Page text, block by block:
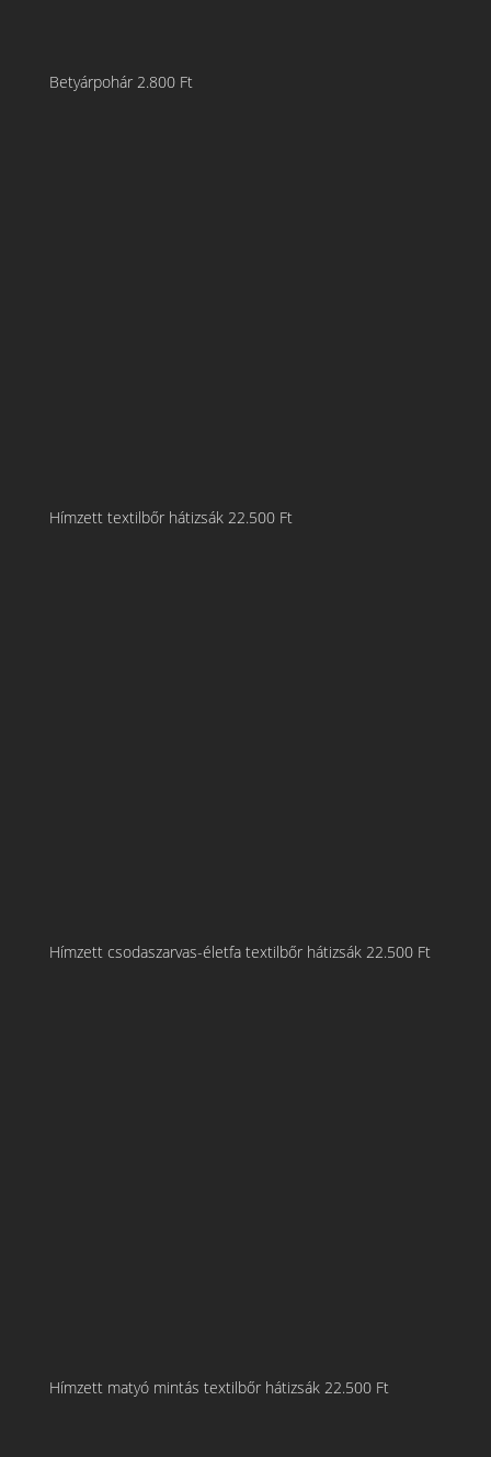
Betyárpohár 2.800 Ft
Hímzett textilbőr hátizsák 22.500 Ft
Hímzett csodaszarvas-életfa textilbőr hátizsák 22.500 Ft
Hímzett matyó mintás textilbőr hátizsák 22.500 Ft